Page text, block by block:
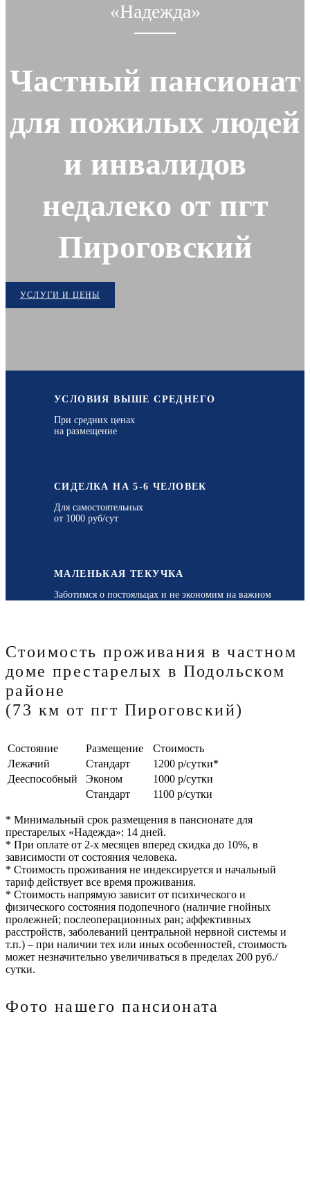
«Надежда»
Частный пансионат
для пожилых людей
и инвалидов
недалеко от пгт
Пироговский
УСЛУГИ И ЦЕНЫ
УСЛОВИЯ ВЫШЕ СРЕДНЕГО
При средних ценах
на размещение
СИДЕЛКА НА 5-6 ЧЕЛОВЕК
Для самостоятельных
от 1000 руб/сут
МАЛЕНЬКАЯ ТЕКУЧКА
Заботимся о постояльцах и не экономим на важном
Стоимость проживания в частном
доме престарелых в Подольском
районе
(73 км от пгт Пироговский)
Состояние Размещение
Стоимость
Лежачий
Стандарт
1200 р/сутки*
Дееспособный
Эконом
1000 р/сутки
Стандарт
1100 р/сутки
* Минимальный срок размещения в пансионате для
престарелых «Надежда»: 14 дней.
* При оплате от 2-х месяцев вперед скидка до 10%, в
зависимости от состояния человека.
* Стоимость проживания не индексируется и начальный
тариф действует все время проживания.
* Стоимость напрямую зависит от психического и
физического состояния подопечного (наличие гнойных
пролежней; послеоперационных ран; аффективных
расстройств, заболеваний центральной нервной системы и
т.п.) – при наличии тех или иных особенностей, стоимость
может незначительно увеличиваться в пределах 200 руб./
сутки.
Фото нашего пансионата